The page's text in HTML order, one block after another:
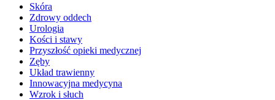
Skóra
Zdrowy oddech
Urologia
Kości i stawy
Przyszłość opieki medycznej
Zęby
Układ trawienny
Innowacyjna medycyna
Wzrok i słuch